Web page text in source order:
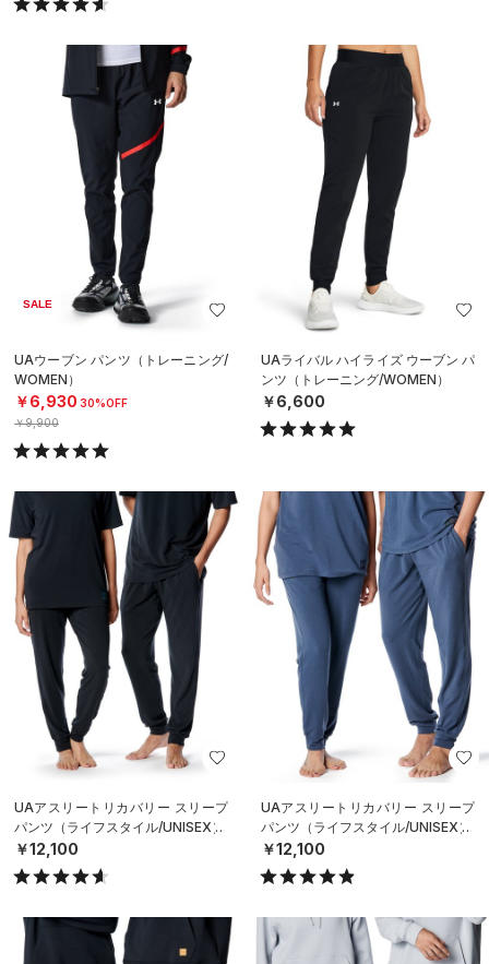
SALE
UAウーブン パンツ（トレーニング/
WOMEN）
￥6,930 30%OFF
￥9,900
UAライバル ハイライズ ウーブン パ
ンツ（トレーニング/WOMEN）
￥6,600
UAアスリートリカバリー スリープ
パンツ（ライフスタイル/UNISEX）
￥12,100
UAアスリートリカバリー スリープ
パンツ（ライフスタイル/UNISEX）
￥12,100